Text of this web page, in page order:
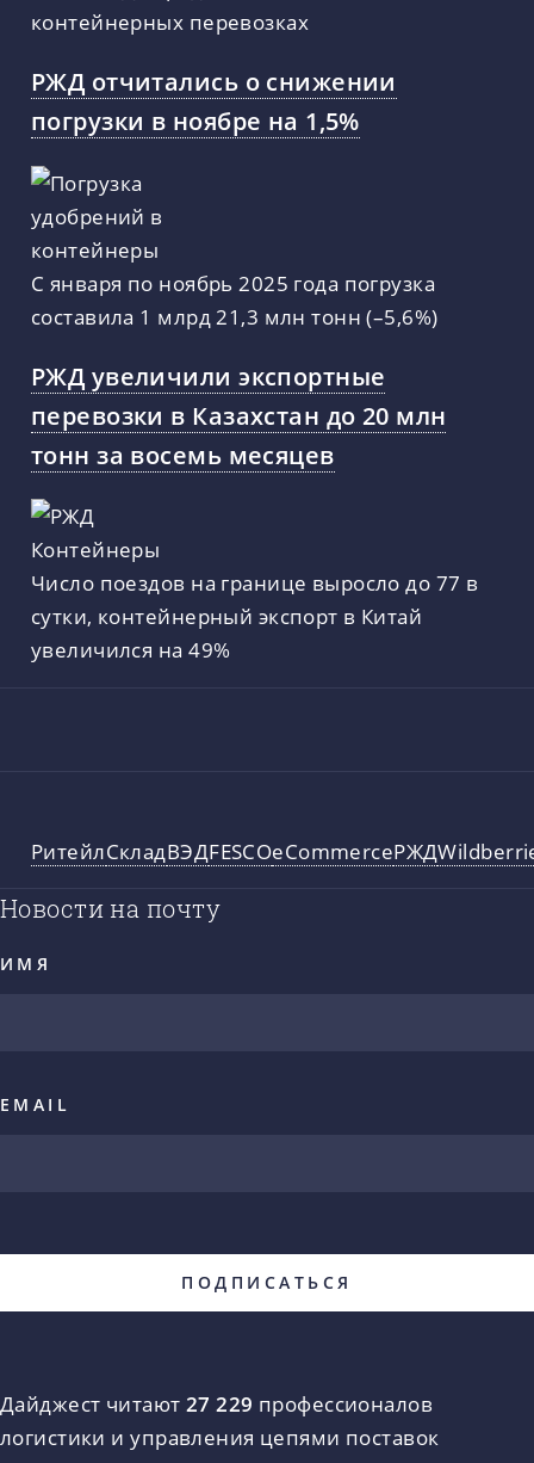
контейнерных перевозках
РЖД отчитались о снижении
погрузки в ноябре на 1,5%
С января по ноябрь 2025 года погрузка
составила 1 млрд 21,3 млн тонн (–5,6%)
РЖД увеличили экспортные
перевозки в Казахстан до 20 млн
тонн за восемь месяцев
Число поездов на границе выросло до 77 в
сутки, контейнерный экспорт в Китай
увеличился на 49%
РитейлСкладВЭДFESCOeCommerceРЖД
Новости на почту
ИМЯ
EMAIL
Дайджест читают 27 229 профессионалов
логистики и управления цепями поставок